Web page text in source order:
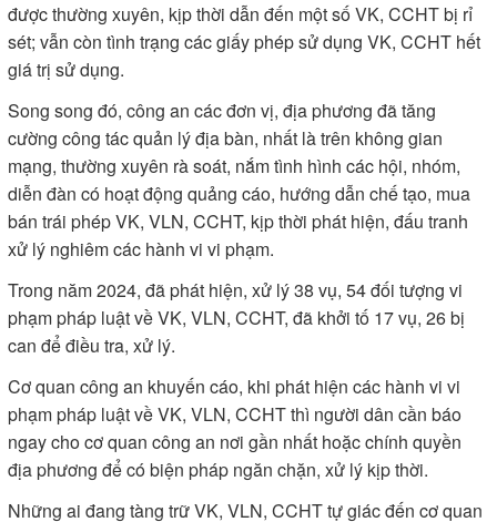
được thường xuyên, kịp thời dẫn đến một số VK, CCHT bị rỉ
sét; vẫn còn tình trạng các giấy phép sử dụng VK, CCHT hết
giá trị sử dụng.
Song song đó, công an các đơn vị, địa phương đã tăng
cường công tác quản lý địa bàn, nhất là trên không gian
mạng, thường xuyên rà soát, nắm tình hình các hội, nhóm,
diễn đàn có hoạt động quảng cáo, hướng dẫn chế tạo, mua
bán trái phép VK, VLN, CCHT, kịp thời phát hiện, đấu tranh
xử lý nghiêm các hành vi vi phạm.
Trong năm 2024, đã phát hiện, xử lý 38 vụ, 54 đối tượng vi
phạm pháp luật về VK, VLN, CCHT, đã khởi tố 17 vụ, 26 bị
can để điều tra, xử lý.
Cơ quan công an khuyến cáo, khi phát hiện các hành vi vi
phạm pháp luật về VK, VLN, CCHT thì người dân cần báo
ngay cho cơ quan công an nơi gần nhất hoặc chính quyền
địa phương để có biện pháp ngăn chặn, xử lý kịp thời.
Những ai đang tàng trữ VK, VLN, CCHT tự giác đến cơ quan